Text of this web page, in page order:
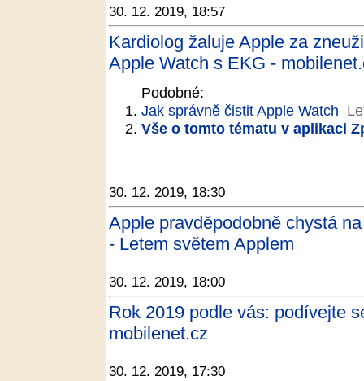
30. 12. 2019, 18:57
Kardiolog žaluje Apple za
Apple Watch s EKG -
Podobné:
Jak správně čistit Apple Watch
Vše o tomto tématu v aplikaci
30. 12. 2019, 18:30
Apple pravděpodobně chystá
- Letem světem Applem
30. 12. 2019, 18:00
Rok 2019 podle vás: podívejte
mobilenet.cz
30. 12. 2019, 17:30